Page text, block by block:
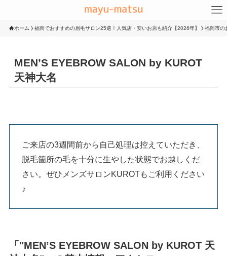
ホーム 福岡でおすすめの眉毛サロン25選！人気店・安いお店も紹介【2026年】 福岡市の
MEN’S EYEBROW SALON by KUROT
天神大名
ご来店の3週間前から自己処理は控えていただき、
脱毛箇所の毛を十分に生やした状態でお越しくだ
さい。ぜひメンズサロンKUROTもご利用ください
♪
「"MEN’S EYEBROW SALON by KUROT 天